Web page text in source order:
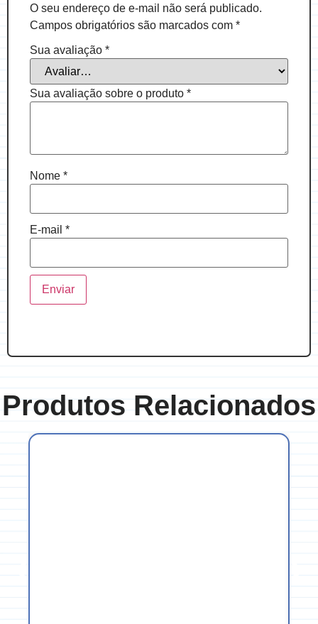
O seu endereço de e-mail não será publicado.
Campos obrigatórios são marcados com *
Sua avaliação *
Sua avaliação sobre o produto *
Nome *
E-mail *
Produtos Relacionados